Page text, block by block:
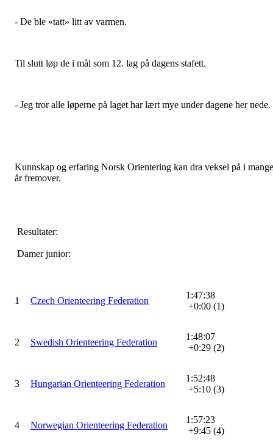
- De ble «tatt» litt av varmen.
Til slutt løp de i mål som 12. lag på dagens stafett.
- Jeg tror alle løperne på laget har lært mye under dagene her nede.
Kunnskap og erfaring Norsk Orientering kan dra veksel på i mange
år fremover.
Resultater:
Damer junior:
1 Czech Orienteering Federation
1:47:38
+0:00 (1)
2 Swedish Orienteering Federation
1:48:07
+0:29 (2)
3 Hungarian Orienteering Federation
1:52:48
+5:10 (3)
4 Norwegian Orienteering Federation
1:57:23
+9:45 (4)